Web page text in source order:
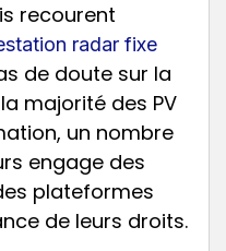
recourent
radar fixe
de doute sur la
majorité des PV
un nombre
engage des
plateformes
de leurs droits.